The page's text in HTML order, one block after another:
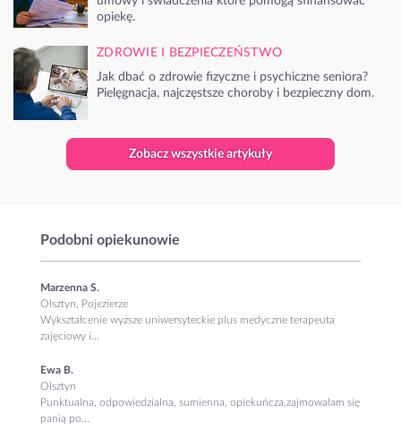
opiekę.
ZDROWIE I BEZPIECZEŃSTWO
Jak dbać o zdrowie fizyczne i psychiczne seniora?
Pielęgnacja, najczęstsze choroby i bezpieczny dom.
Zobacz wszystkie artykuły
Podobni opiekunowie
Marzenna S.
Olsztyn, Pojezierze
Wykształcenie wyższe uniwersyteckie plus medyczne terapeuta
zajęciowy i...
Ewa B.
Olsztyn
Punktualna, odpowiedzialna, sumienna, opiekuńcza,zajmowalam się
panią po...